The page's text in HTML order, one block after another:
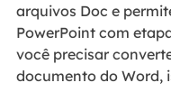
arquivos Doc e
PowerPoint com
você precisar
documento do Word,